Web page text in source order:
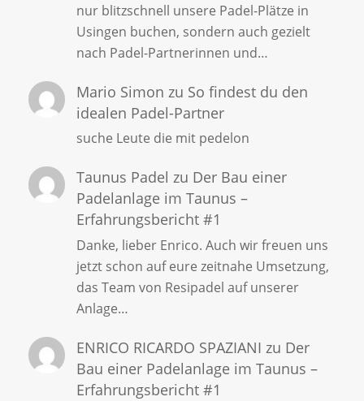
nur blitzschnell unsere Padel-Plätze in
Usingen buchen, sondern auch gezielt
nach Padel-Partnerinnen und…
Mario Simon zu So findest du den
idealen Padel-Partner
suche Leute die mit pedelon
Taunus Padel zu Der Bau einer
Padelanlage im Taunus –
Erfahrungsbericht #1
Danke, lieber Enrico. Auch wir freuen uns
jetzt schon auf eure zeitnahe Umsetzung,
das Team von Resipadel auf unserer
Anlage…
ENRICO RICARDO SPAZIANI zu Der
Bau einer Padelanlage im Taunus –
Erfahrungsbericht #1